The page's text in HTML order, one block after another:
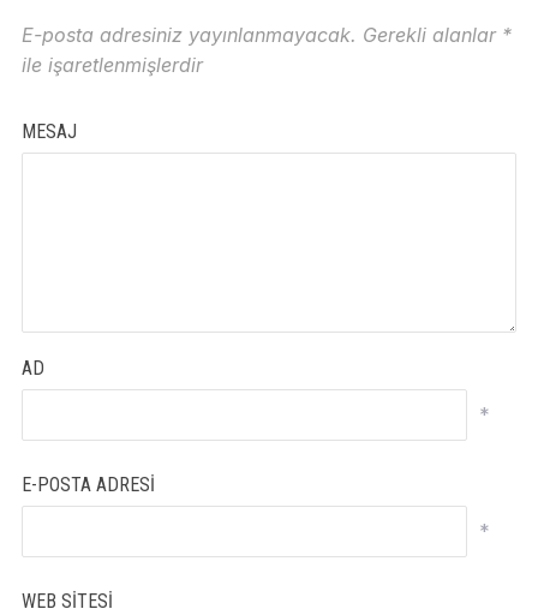
E-posta adresiniz yayınlanmayacak. Gerekli alanlar *
ile işaretlenmişlerdir
MESAJ
AD
*
E-POSTA ADRESI
*
WEB SITESI